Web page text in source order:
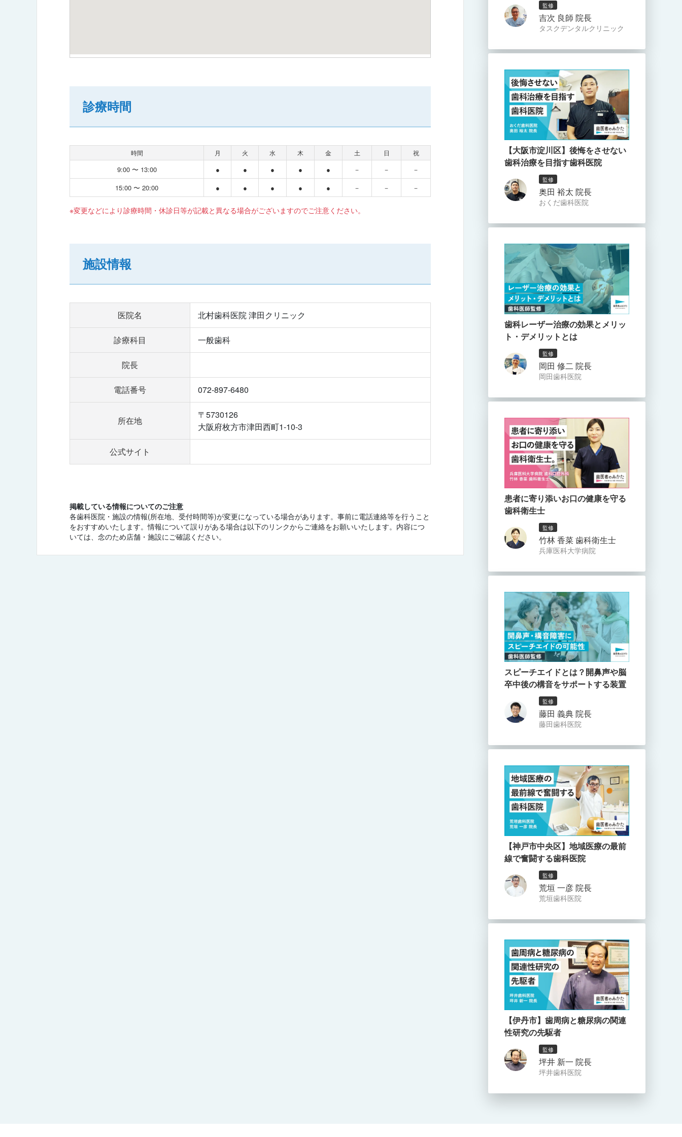
診療時間
時間 月 火 水 木 金 土 日 祝
9:00 〜 13:00 ● ● ● ● ● － －
－
15:00 〜 20:00
● ● ● ● ● － － －
※変更などにより診療時間・休診日等が記載と異なる場合がございますのでご注意ください。
施設情報
医院名 北村歯科医院 津田クリニック
診療科目 一般歯科
院長
電話番号 072-897-6480
所在地
〒5730126
大阪府枚方市津田西町1-10-3
公式サイト
掲載している情報についてのご注意
各歯科医院・施設の情報(所在地、受付時間等)が変更になっている場合があります。事前に電話連絡等を行うこと
をおすすめいたします。情報について誤りがある場合は以下のリンクからご連絡をお願いいたします。内容につ
いては、念のため店舗・施設にご確認ください。
監修
吉次 良師 院長
タスクデンタルクリニック
【大阪市淀川区】後悔をさせない
歯科治療を目指す歯科医院
監修
奥田 裕太 院長
おくだ歯科医院
歯科レーザー治療の効果とメリッ
ト・デメリットとは
監修
岡田 修二 院長
岡田歯科医院
患者に寄り添いお口の健康を守る
歯科衛生士
監修
竹林 香菜 歯科衛生士
兵庫医科大学病院
スピーチエイドとは？開鼻声や脳
卒中後の構音をサポートする装置
監修
藤田 義典 院長
藤田歯科医院
【神戸市中央区】地域医療の最前
線で奮闘する歯科医院
監修
荒垣 一彦 院長
荒垣歯科医院
【伊丹市】歯周病と糖尿病の関連
性研究の先駆者
監修
坪井 新一 院長
坪井歯科医院